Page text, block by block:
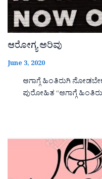
ಆರೋಗ್ಯ ಅರಿವು
June 3, 2020
ಆಗಾಗ್ಗೆ ಹಿಂತಿರುಗಿ
ಪುರೋಹಿತ “ಆಗಾಗ್ಗೆ